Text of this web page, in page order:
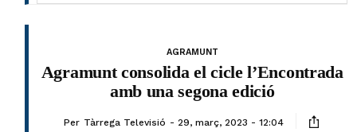
AGRAMUNT
Agramunt consolida el cicle l’Encontrada
amb una segona edició
Per Tàrrega Televisió 29, març, 2023 - 12:04